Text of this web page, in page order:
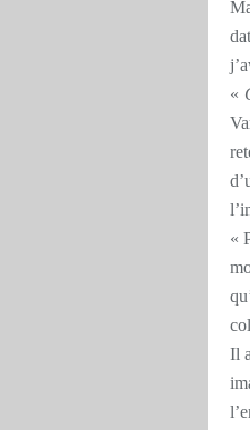
«
«
Il